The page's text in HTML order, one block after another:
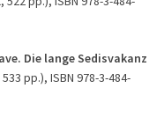
Die lange Sedisvakanz
pp.), ISBN 978-3-484-